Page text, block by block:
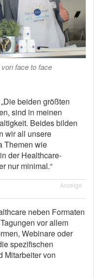
face to face
beiden größten
sind in meinen
Beides bilden
wir all unsere
Themen wie
der Healthcare-
nur minimal.“
Anzeige
neben Formaten
vor allem
Webinare oder
spezifischen
Mitarbeiter von